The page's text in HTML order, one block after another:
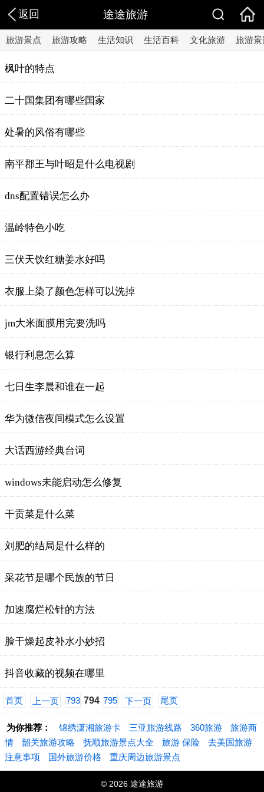
返回 途途旅游
旅游景点 旅游攻略 生活知识 生活百科 文化旅游 旅游景
枫叶的特点
二十国集团有哪些国家
处暑的风俗有哪些
南平郡王与叶昭是什么电视剧
dns配置错误怎么办
温岭特色小吃
三伏天饮红糖姜水好吗
衣服上染了颜色怎样可以洗掉
jm大米面膜用完要洗吗
银行利息怎么算
七日生李晨和谁在一起
华为微信夜间模式怎么设置
大话西游经典台词
windows未能启动怎么修复
干贡菜是什么菜
刘肥的结局是什么样的
采花节是哪个民族的节日
加速腐烂松针的方法
脸干燥起皮补水小妙招
抖音收藏的视频在哪里
首页 上一页 793 794 795 下一页 尾页
为你推荐： 锦绣潇湘旅游卡 三亚旅游线路 360旅游
旅游商
情
韶关旅游攻略 抚顺旅游景点大全 旅游 保险
去美国旅游
注意事项
国外旅游价格 重庆周边旅游景点
© 2026 途途旅游